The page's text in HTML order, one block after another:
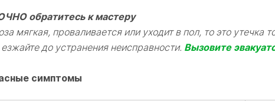
обратитесь к мастеру
мягкая, проваливается или уходит в пол, то это утечка
до устранения неисправности. Вызовите
симптомы